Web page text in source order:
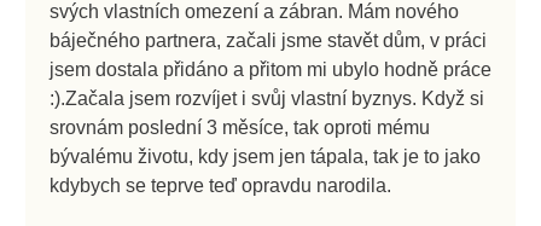
svých vlastních omezení a zábran. Mám nového
báječného partnera, začali jsme stavět dům, v práci
jsem dostala přidáno a přitom mi ubylo hodně práce
:).Začala jsem rozvíjet i svůj vlastní byznys. Když si
srovnám poslední 3 měsíce, tak oproti mému
bývalému životu, kdy jsem jen tápala, tak je to jako
kdybych se teprve teď opravdu narodila.